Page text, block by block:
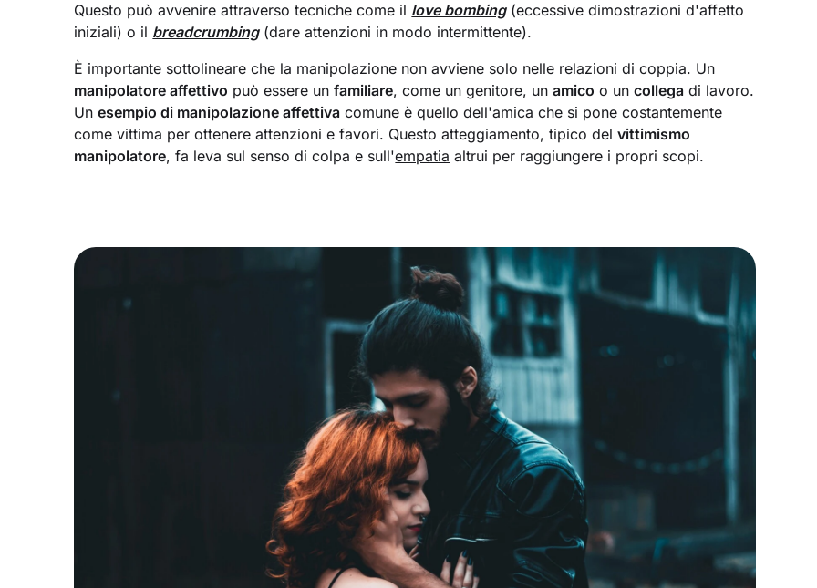
Questo può avvenire attraverso tecniche come il love bombing(eccessive dimostrazioni d'affetto
iniziali) o il breadcrumbing(dare attenzioni in modo intermittente).
È importante sottolineare che la manipolazione non avviene solo nelle relazioni di coppia. Un
manipolatore affettivo può essere unfamiliare, come un genitore, unamico o uncollega di lavoro.
Unesempio di manipolazione affettiva comune è quello dell'amica che si pone costantemente
come vittima per ottenere attenzioni e favori. Questo atteggiamento, tipico delvittimismo
manipolatore, fa leva sul senso di colpa e sull'empatia altrui per raggiungere i propri scopi.